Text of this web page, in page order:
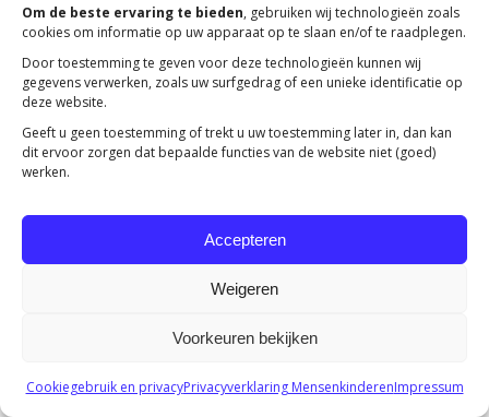
Om de beste ervaring te bieden, gebruiken wij technologieën zoals
cookies om informatie op uw apparaat op te slaan en/of te raadplegen.
Door toestemming te geven voor deze technologieën kunnen wij
gegevens verwerken, zoals uw surfgedrag of een unieke identificatie op
deze website.
Geeft u geen toestemming of trekt u uw toestemming later in, dan kan
dit ervoor zorgen dat bepaalde functies van de website niet (goed)
werken.
Accepteren
Weigeren
Voorkeuren bekijken
Cookiegebruik en privacyPrivacyverklaring MensenkinderenImpressum